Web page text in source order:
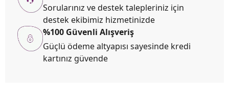
Sorularınız ve destek talepleriniz için
destek ekibimiz hizmetinizde
%100 Güvenli Alışveriş
Güçlü ödeme altyapısı sayesinde kredi
kartınız güvende